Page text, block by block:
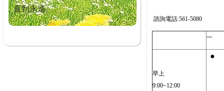
直到永遠。
諮詢電話:561-5080
一
早上
9:00~12:00
●